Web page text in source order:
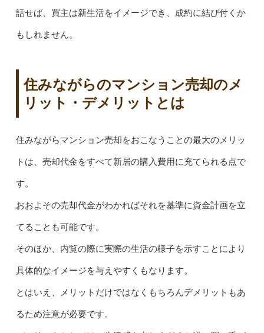
話せば、買主は新生活をイメージでき、成約に結び付くか
もしれません。
住みながらのマンション売却のメ
リット・デメリットとは
住みながらマンション売却をおこなうことの最大のメリッ
トは、売却代金をすべて新居の購入費用に充てられる点で
す。
おおよその売却代金がわかればそれを基準に資金計画を立
てることも可能です。
そのほか、内覧の際に実際の生活の様子を示すことにより
具体的なイメージを与えやすくもなります。
とはいえ、メリットだけではなくもちろんデメリットもあ
るため注意が必要です。